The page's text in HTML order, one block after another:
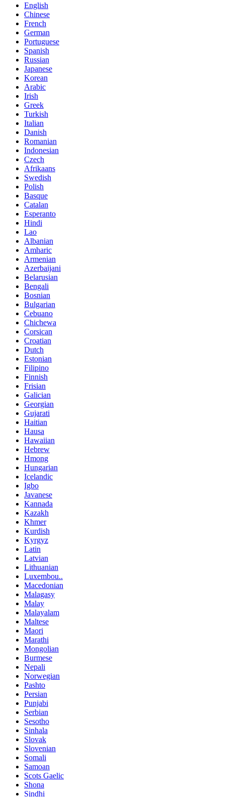
English
Chinese
French
German
Portuguese
Spanish
Russian
Japanese
Korean
Arabic
Irish
Greek
Turkish
Italian
Danish
Romanian
Indonesian
Czech
Afrikaans
Swedish
Polish
Basque
Catalan
Esperanto
Hindi
Lao
Albanian
Amharic
Armenian
Azerbaijani
Belarusian
Bengali
Bosnian
Bulgarian
Cebuano
Chichewa
Corsican
Croatian
Dutch
Estonian
Filipino
Finnish
Frisian
Galician
Georgian
Gujarati
Haitian
Hausa
Hawaiian
Hebrew
Hmong
Hungarian
Icelandic
Igbo
Javanese
Kannada
Kazakh
Khmer
Kurdish
Kyrgyz
Latin
Latvian
Lithuanian
Luxembou..
Macedonian
Malagasy
Malay
Malayalam
Maltese
Maori
Marathi
Mongolian
Burmese
Nepali
Norwegian
Pashto
Persian
Punjabi
Serbian
Sesotho
Sinhala
Slovak
Slovenian
Somali
Samoan
Scots Gaelic
Shona
Sindhi